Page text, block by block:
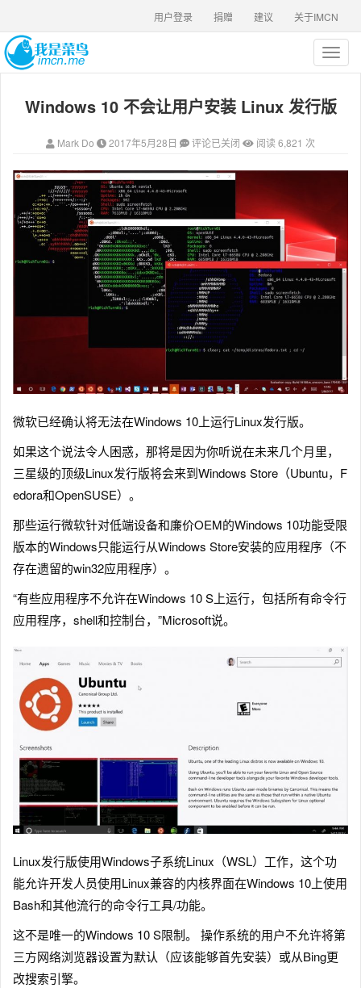
关于IMCN
建议
捐赠
用户登录
T
o
g
l
a
a
i
o
n
Windows 10 不会让用户安装 Linux 发行版
Mark Do 2017年5月28日 评论已关闭 阅读 6,821 次
微软已经确认将无法在Windows 10上运行Linux发行版。
如果这个说法令人困惑，那将是因为你听说在未来几个月里，
三星级的顶级Linux发行版将会来到Windows Store（Ubuntu，F
edora和OpenSUSE）。
那些运行微软针对低端设备和廉价OEM的Windows 10功能受限
版本的Windows只能运行从Windows Store安装的应用程序（不
存在遗留的win32应用程序）。
“有些应用程序不允许在Windows 10 S上运行，包括所有命令行
应用程序，shell和控制台，”Microsoft说。
Linux发行版使用Windows子系统Linux（WSL）工作，这个功
能允许开发人员使用Linux兼容的内核界面在Windows 10上使用
Bash和其他流行的命令行工具/功能。
这不是唯一的Windows 10 S限制。 操作系统的用户不允许将第
三方网络浏览器设置为默认（应该能够首先安装）或从Bing更
改搜索引擎。